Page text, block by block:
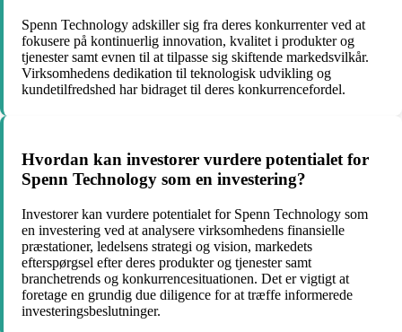
Spenn Technology adskiller sig fra deres konkurrenter ved at
fokusere på kontinuerlig innovation, kvalitet i produkter og
tjenester samt evnen til at tilpasse sig skiftende markedsvilkår.
Virksomhedens dedikation til teknologisk udvikling og
kundetilfredshed har bidraget til deres konkurrencefordel.
Hvordan kan investorer vurdere potentialet for
Spenn Technology som en investering?
Investorer kan vurdere potentialet for Spenn Technology som
en investering ved at analysere virksomhedens finansielle
præstationer, ledelsens strategi og vision, markedets
efterspørgsel efter deres produkter og tjenester samt
branchetrends og konkurrencesituationen. Det er vigtigt at
foretage en grundig due diligence for at træffe informerede
investeringsbeslutninger.